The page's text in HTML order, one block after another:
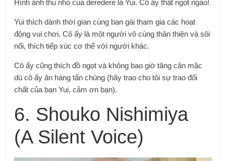
Hình ảnh thu nhỏ của deredere là Yui. Cô ấy thật ngọt ngào!
Yui thích dành thời gian cùng bạn gái tham gia các hoạt
động vui chơi. Cô ấy là một người vô cùng thân thiện và sôi
nổi, thích tiếp xúc cơ thể với người khác.
Cô ấy cũng thích đồ ngọt và không bao giờ tăng cân mặc
dù cô ấy ăn hàng tấn chúng (hãy trao cho tôi sự trao đổi
chất của bạn Yui, cảm ơn bạn).
6. Shouko Nishimiya
(A Silent Voice)